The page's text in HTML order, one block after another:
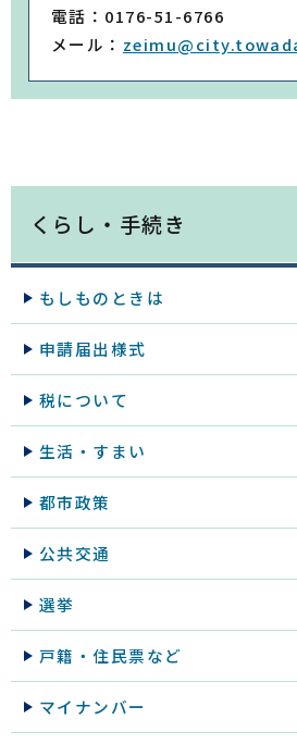
電話：0176-51-6766
メール：
くらし・手続き
もしものときは
申請届出様式
税について
生活・すまい
都市政策
公共交通
選挙
戸籍・住民票など
マイナンバー